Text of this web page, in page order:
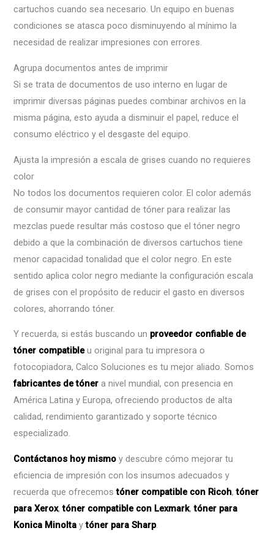
cartuchos cuando sea necesario. Un equipo en buenas
condiciones se atasca poco disminuyendo al mínimo la
necesidad de realizar impresiones con errores.
Agrupa documentos antes de imprimir
Si se trata de documentos de uso interno en lugar de
imprimir diversas páginas puedes combinar archivos en la
misma página, esto ayuda a disminuir el papel, reduce el
consumo eléctrico y el desgaste del equipo.
Ajusta la impresión a escala de grises cuando no requieres
color
No todos los documentos requieren color. El color además
de consumir mayor cantidad de tóner para realizar las
mezclas puede resultar más costoso que el tóner negro
debido a que la combinación de diversos cartuchos tiene
menor capacidad tonalidad que el color negro. En este
sentido aplica color negro mediante la configuración escala
de grises con el propósito de reducir el gasto en diversos
colores, ahorrando tóner.
Y recuerda, si estás buscando un proveedor confiable de
tóner compatibleu original para tu impresora o
fotocopiadora, Calco Soluciones es tu mejor aliado. Somos
fabricantes de tóner a nivel mundial, con presencia en
América Latina y Europa, ofreciendo productos de alta
calidad, rendimiento garantizado y soporte técnico
especializado.
Contáctanos hoy mismo y descubre cómo mejorar tu
eficiencia de impresión con los insumos adecuados y
recuerda que ofrecemostóner compatible con Ricoh,tóner
para Xerox,tóner compatible con Lexmark,tóner para
Konica Minolta ytóner para Sharp.